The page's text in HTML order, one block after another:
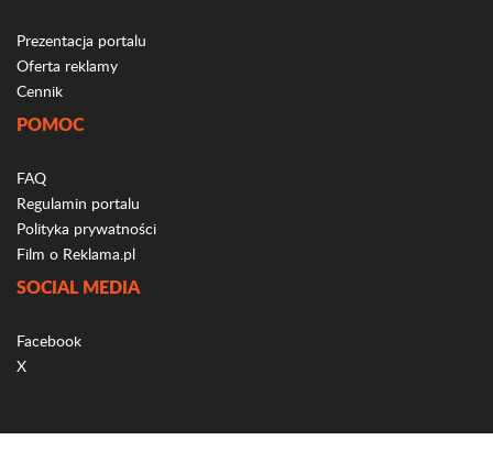
Prezentacja portalu
Oferta reklamy
Cennik
POMOC
FAQ
Regulamin portalu
Polityka prywatności
Film o Reklama.pl
SOCIAL MEDIA
Facebook
X